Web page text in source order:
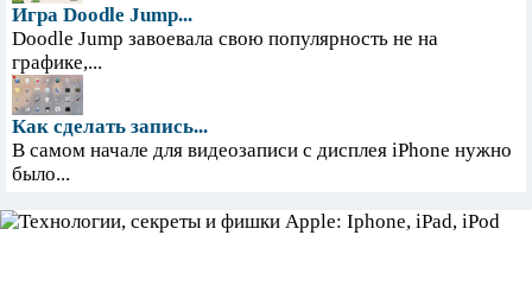
Игра Doodle Jump...
Doodle Jump завоевала свою популярность не на
графике,...
Как сделать запись...
В самом начале для видеозаписи с дисплея iPhone нужно
было...